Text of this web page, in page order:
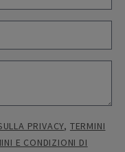
PRIVACY, TERMINI
E CONDIZIONI DI